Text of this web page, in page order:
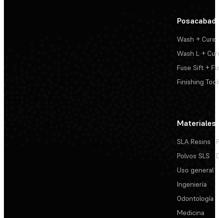
Wash + Cure
Wash L +
Fuse Sift +
Finishing
Materiales
SLA Resins
Polvos SLS
Uso general
Ingeniería
Odontología
Medicina